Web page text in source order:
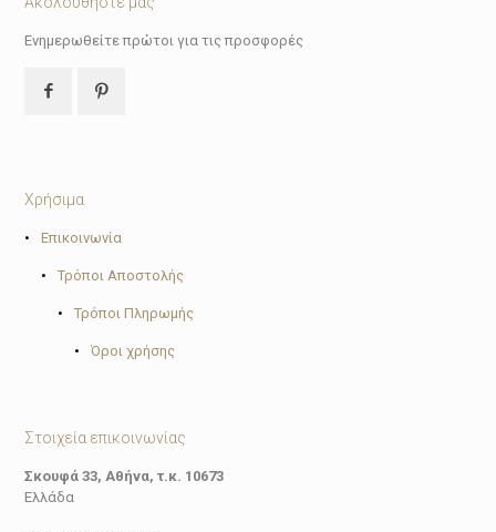
Ενημερωθείτε πρώτοι για τις προσφορές
Χρήσιμα
• Επικοινωνία
• Τρόποι Αποστολής
• Τρόποι Πληρωμής
• Όροι χρήσης
Στοιχεία επικοινωνίας
Σκουφά 33, Αθήνα, τ.κ. 10673
Ελλάδα